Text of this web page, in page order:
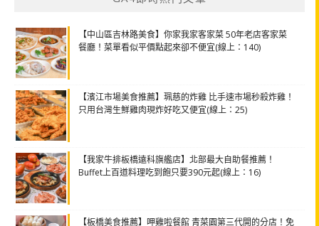
【中山區吉林路美食】你家我家客家菜 50年老店客家菜
餐廳！菜單看似平價點起來卻不便宜(線上：140)
【濱江市場美食推薦】珮慈的炸雞 比手速市場秒殺炸雞！
只用台灣生鮮雞肉現炸好吃又便宜(線上：25)
【我家牛排板橋遠科旗艦店】北部最大自助餐推薦！
Buffet上百道料理吃到飽只要390元起(線上：16)
【板橋美食推薦】呷雞啦餐館 青菜園第三代開的分店！免